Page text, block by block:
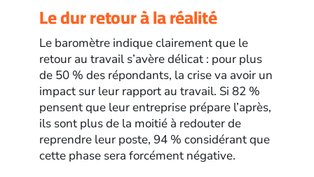
Le dur retour à la réalité
Le baromètre indique clairement que le
retour au travail s’avère délicat : pour plus
de 50 % des répondants, la crise va avoir un
impact sur leur rapport au travail. Si 82 %
pensent que leur entreprise prépare l’après,
ils sont plus de la moitié à redouter de
reprendre leur poste, 94 % considérant que
cette phase sera forcément négative.